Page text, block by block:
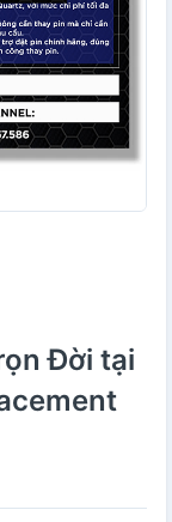
Đời tại